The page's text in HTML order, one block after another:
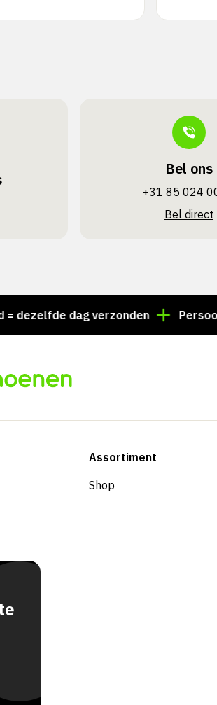
Bel ons
+31 85 024
Bel direct
dag verzonden Persoonlijk
Assortiment
Shop